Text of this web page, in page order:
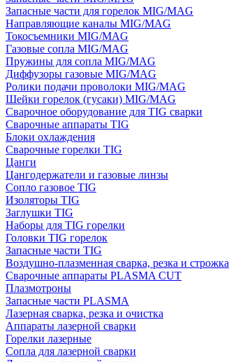
Запасные части для горелок MIG/MAG
Направляющие каналы MIG/MAG
Токосъемники MIG/MAG
Газовые сопла MIG/MAG
Пружины для сопла MIG/MAG
Диффузоры газовые MIG/MAG
Ролики подачи проволоки MIG/MAG
Шейки горелок (гусаки) MIG/MAG
Сварочное оборудование для TIG сварки
Сварочные аппараты TIG
Блоки охлаждения
Сварочные горелки TIG
Цанги
Цангодержатели и газовые линзы
Сопло газовое TIG
Изоляторы TIG
Заглушки TIG
Наборы для TIG горелки
Головки TIG горелок
Запасные части TIG
Воздушно-плазменная сварка, резка и строжка
Сварочные аппараты PLASMA CUT
Плазмотроны
Запасные части PLASMA
Лазерная сварка, резка и очистка
Аппараты лазерной сварки
Горелки лазерные
Сопла для лазерной сварки